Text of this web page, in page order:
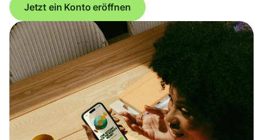
Jetzt ein Konto eröffnen